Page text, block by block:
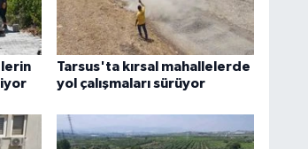
Tarsus'ta kırsal mahallelerde
yol çalışmaları sürüyor